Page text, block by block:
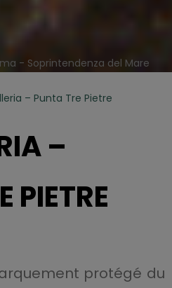
- Soprintendenza del Mare
– Punta Tre Pietre
–
PIETRE
protégé du